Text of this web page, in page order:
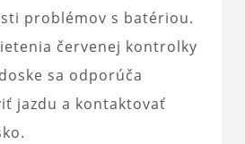
problémov s batériou.
červenej kontrolky
sa odporúča
jazdu a kontaktovať